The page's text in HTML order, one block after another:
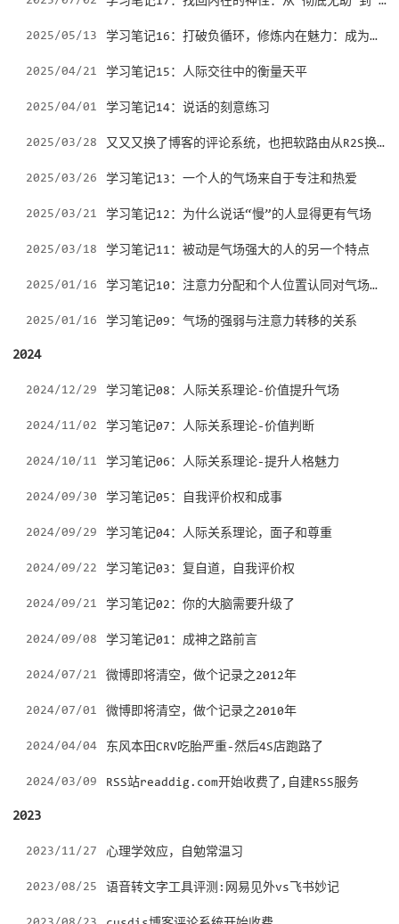
2025/05/13 学习笔记16：打破负循环，修炼内在魅力：成为更有气场的人
2025/04/21 学习笔记15：人际交往中的衡量天平
2025/04/01 学习笔记14：说话的刻意练习
2025/03/28 又又又换了博客的评论系统，也把软路由从R2S换成了R4S
2025/03/26 学习笔记13：一个人的气场来自于专注和热爱
2025/03/21 学习笔记12：为什么说话“慢”的人显得更有气场
2025/03/18 学习笔记11：被动是气场强大的人的另一个特点
2025/01/16 学习笔记10：注意力分配和个人位置认同对气场的影响
2025/01/16 学习笔记09：气场的强弱与注意力转移的关系
2024
2024/12/29 学习笔记08：人际关系理论-价值提升气场
2024/11/02 学习笔记07：人际关系理论-价值判断
2024/10/11 学习笔记06：人际关系理论-提升人格魅力
2024/09/30 学习笔记05：自我评价权和成事
2024/09/29 学习笔记04：人际关系理论，面子和尊重
2024/09/22 学习笔记03：复自道，自我评价权
2024/09/21 学习笔记02：你的大脑需要升级了
2024/09/08 学习笔记01：成神之路前言
2024/07/21 微博即将清空，做个记录之2012年
2024/07/01 微博即将清空，做个记录之2010年
2024/04/04 东风本田CRV吃胎严重-然后4S店跑路了
2024/03/09 RSS站readdig.com开始收费了,自建RSS服务
2023
2023/11/27 心理学效应，自勉常温习
2023/08/25 语音转文字工具评测:网易见外vs飞书妙记